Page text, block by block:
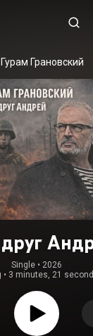
Гурам Грановский
Single • 2026
• 3 minutes, 21